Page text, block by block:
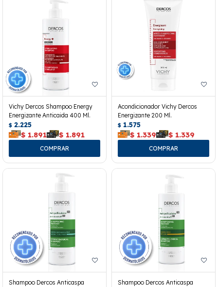
Vichy Dercos Shampoo Energy
Energizante Anticaida 400 Ml.
$ 2.225
$ 1.891 $ 1.891
Acondicionador Vichy Dercos
Energizante 200 Ml.
$ 1.575
$ 1.339 $ 1.339
Shampoo Dercos Anticaspa
Shampoo Dercos Anticaspa